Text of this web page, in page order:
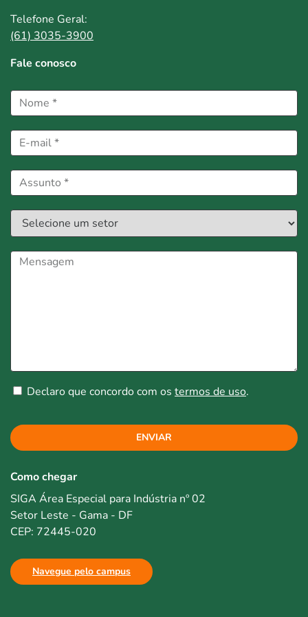
Telefone Geral:
(61) 3035-3900
Fale conosco
Declaro que concordo com os termos de uso.
ENVIAR
Como chegar
SIGA Área Especial para Indústria nº 02
Setor Leste - Gama - DF
CEP: 72445-020
Navegue pelo campus